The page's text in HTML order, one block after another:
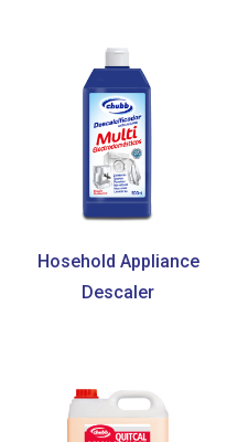
Hosehold Appliance
Descaler